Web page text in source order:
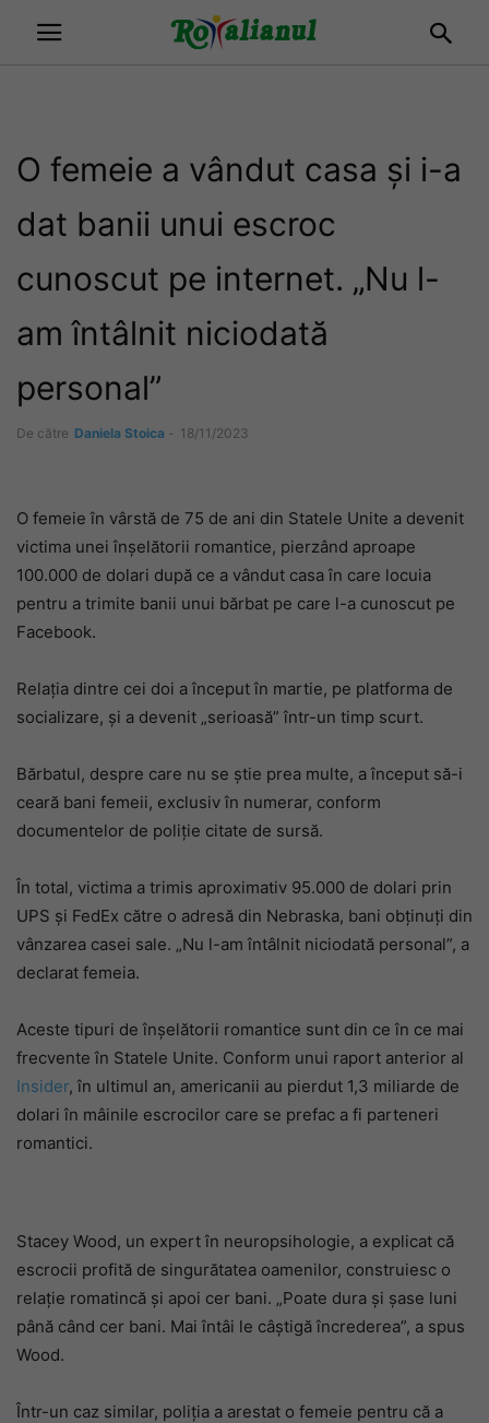
O femeie a vândut casa și i-a
dat banii unui escroc
cunoscut pe internet. „Nu l-
am întâlnit niciodată
personal”
De către Daniela Stoica - 18/11/2023
O femeie în vârstă de 75 de ani din Statele Unite a devenit
victima unei înșelătorii romantice, pierzând aproape
100.000 de dolari după ce a vândut casa în care locuia
pentru a trimite banii unui bărbat pe care l-a cunoscut pe
Facebook.
Relația dintre cei doi a început în martie, pe platforma de
socializare, și a devenit „serioasă” într-un timp scurt.
Bărbatul, despre care nu se știe prea multe, a început să-i
ceară bani femeii, exclusiv în numerar, conform
documentelor de poliție citate de sursă.
În total, victima a trimis aproximativ 95.000 de dolari prin
UPS și FedEx către o adresă din Nebraska, bani obținuți din
vânzarea casei sale. „Nu l-am întâlnit niciodată personal”, a
declarat femeia.
Aceste tipuri de înșelătorii romantice sunt din ce în ce mai
frecvente în Statele Unite. Conform unui raport anterior al
Insider, în ultimul an, americanii au pierdut 1,3 miliarde de
dolari în mâinile escrocilor care se prefac a fi parteneri
romantici.
Stacey Wood, un expert în neuropsihologie, a explicat că
escrocii profită de singurătatea oamenilor, construiesc o
relație romatincă și apoi cer bani. „Poate dura și șase luni
până când cer bani. Mai întâi le câștigă încrederea”, a spus
Wood.
Într-un caz similar, poliția a arestat o femeie pentru că a